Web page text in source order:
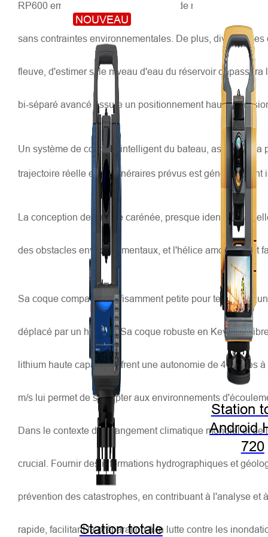
NOUVEAU
Station totale
Station
Android
720
RP600 embarqué sur l'USV présente de nombreux
sans contraintes environnementales. De plus, divers
fleuve, d'estimer si le niveau d'eau du réservoir
bi-séparé avancé assure un positionnement haute
Un système de contrôle intelligent du bateau, associé à
trajectoire réelle et les itinéraires prévus est généralement
La conception de l'hélice carénée, presque identique à
des obstacles environnementaux, et l'hélice amovible est
Sa coque compacte, suffisamment petite pour tenir dans
déplacé par un homme. Sa coque robuste en Kevlar et
lithium haute capacité offrent une autonomie de 4 heures
m/s lui permet de s'adapter aux environnements
Dans le contexte du changement climatique mondial et
crucial. Fournir des informations hydrographiques et
prévention des catastrophes, en contribuant à l'analyse
rapide, facilitant la préparation à la lutte contre les